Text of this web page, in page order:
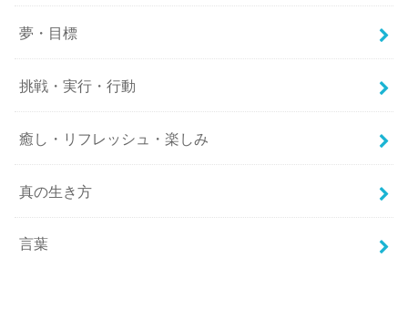
夢・目標
挑戦・実行・行動
癒し・リフレッシュ・楽しみ
真の生き方
言葉